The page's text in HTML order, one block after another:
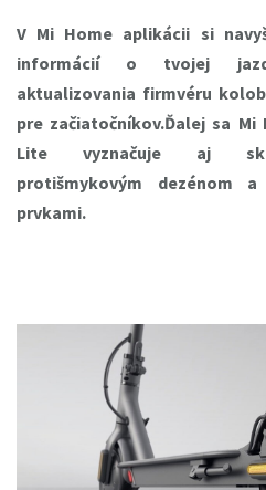
V Mi Home aplikácii si
informácií o tvojej
aktualizovania firmvéru
pre začiatočníkov.Ďalej sa
Lite vyznačuje aj
protišmykovým dezénom
prvkami.